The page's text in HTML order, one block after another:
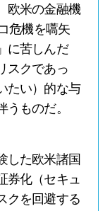
欧米の金融機
危機を嚆矢
に苦しんだ
スクであっ
たい）的な与
ものだ。
した欧米諸国
券化（セキュ
クを回避する